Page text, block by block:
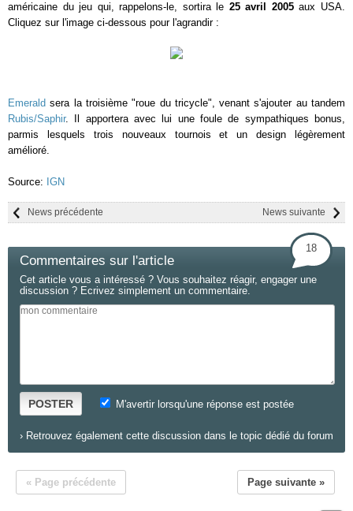
américaine du jeu qui, rappelons-le, sortira le 25 avril 2005aux USA.
Cliquez sur l'image ci-dessous pour l'agrandir :
Emerald sera la troisième "roue du tricycle", venant s'ajouter au tandem
Rubis/Saphir. Il apportera avec lui une foule de sympathiques bonus,
parmis lesquels trois nouveaux tournois et un design légèrement
amélioré.
Source: IGN
News suivante
News précédente
Commentaires sur l'article
18
Cet article vous a intéressé ? Vous souhaitez réagir, engager une
discussion ? Ecrivez simplement un commentaire.
POSTER M'avertir lorsqu'une réponse est postée
› Retrouvez également cette discussion dans le topic dédié du forum
« Page précédente Page suivante »